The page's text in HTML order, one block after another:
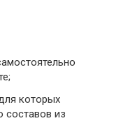
которых
составов из